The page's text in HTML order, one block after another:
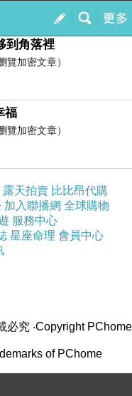
我的
訂閱
嶼
到角落裡
覽加密文章）
福
覽加密文章）
露天拍賣 比比昂代購
加入聯播網 全球購物
服務中心
星座命理 會員中心
必究 ‧Copyright PChome
of PChome